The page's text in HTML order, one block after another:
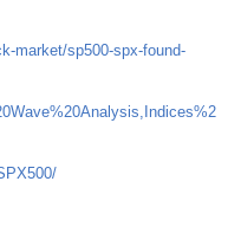
market/sp500-spx-found-